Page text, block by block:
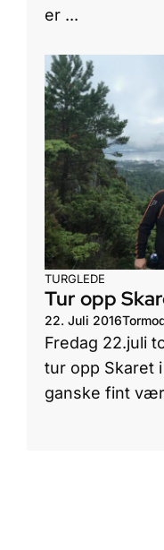
er ...
TURGLEDE
Tur opp
22. Juli 2016
Fredag 22.juli
tur opp Skaret
ganske fint